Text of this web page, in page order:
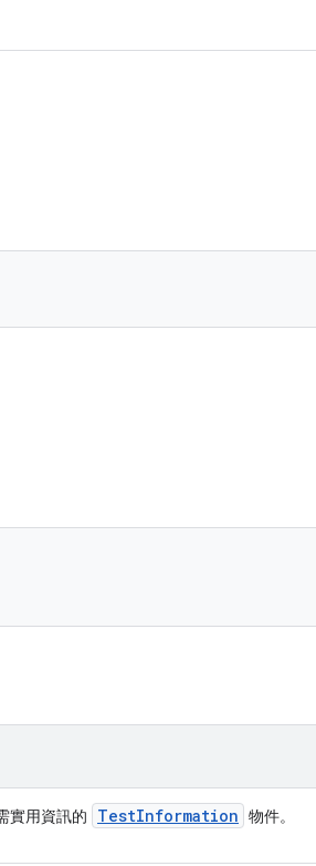
實用資訊的 TestInformation 物件。